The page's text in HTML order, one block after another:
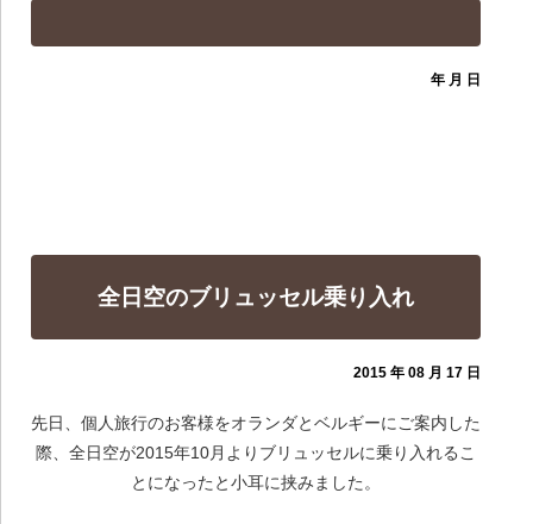
年 月 日
全日空のブリュッセル乗り入れ
2015 年 08 月 17 日
先日、個人旅行のお客様をオランダとベルギーにご案内した
際、全日空が2015年10月よりブリュッセルに乗り入れるこ
とになったと小耳に挟みました。